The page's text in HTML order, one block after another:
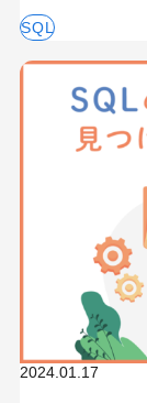
SQL
2024.01.17